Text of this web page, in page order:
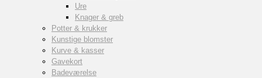
Ure
Knager & greb
Potter & krukker
Kunstige blomster
Kurve & kasser
Gavekort
Badeværelse